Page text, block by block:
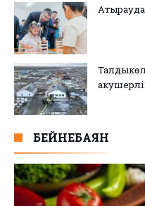
БЕЙНЕБАЯН